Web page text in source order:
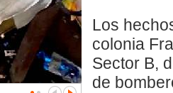
Los
colonia
Sector B,
de